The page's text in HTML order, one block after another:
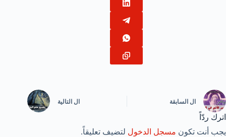
ال السابقة ال التالية
اترك ردّاً
يجب أنت تكون مسجل الدخول لتضيف تعليقاً.